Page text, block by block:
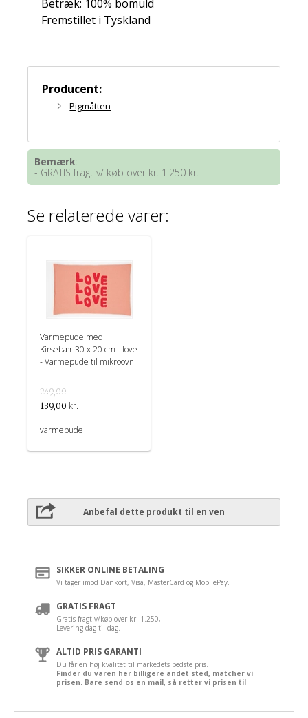
Betræk: 100% bomuld
Fremstillet i Tyskland
Producent:
Pigmåtten
Bemærk:
- GRATIS fragt v/ køb over kr. 1.250 kr.
Se relaterede varer:
Varmepude med
Kirsebær 30 x 20 cm - love
- Varmepude til mikroovn
249,00
139,00 kr.
varmepude
Anbefal dette produkt til en ven
SIKKER ONLINE BETALING
Vi tager imod Dankort, Visa, MasterCard og MobilePay.
GRATIS FRAGT
Gratis fragt v/køb over kr. 1.250,-
Levering dag til dag.
ALTID PRIS GARANTI
Du får en høj kvalitet til markedets bedste pris.
Finder du varen her billigere andet sted, matcher vi
prisen. Bare send os en mail, så retter vi prisen til